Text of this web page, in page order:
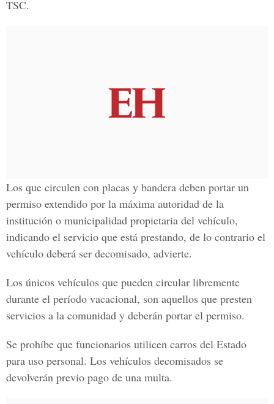
TSC.
Los que circulen con placas y bandera deben portar un
permiso extendido por la máxima autoridad de la
institución o municipalidad propietaria del vehículo,
indicando el servicio que está prestando, de lo contrario el
vehículo deberá ser decomisado, advierte.
Los únicos vehículos que pueden circular libremente
durante el período vacacional, son aquellos que presten
servicios a la comunidad y deberán portar el permiso.
Se prohíbe que funcionarios utilicen carros del Estado
para uso personal. Los vehículos decomisados se
devolverán previo pago de una multa.